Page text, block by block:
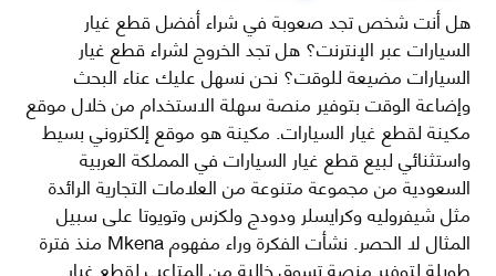
هل أنت شخص تجد صعوبة في شراء أفضل قطع غيار
السيارات عبر الإنترنت؟ هل تجد الخروج لشراء قطع غيار
السيارات مضيعة للوقت؟ نحن نسهل عليك عناء البحث
وإضاعة الوقت بتوفير منصة سهلة الاستخدام من خلال موقع
مكينة لقطع غيار السيارات. مكينة هو موقع إلكتروني بسيط
واستثنائي لبيع قطع غيار السيارات في المملكة العربية
السعودية من مجموعة متنوعة من العلامات التجارية الرائدة
مثل شيفروليه وكرايسلر ودودج ولكزس وتويوتا على سبيل
المثال لا الحصر. نشأت الفكرة وراء مفهوم Mkena منذ فترة
طويلة لتوفير منصة تسوق خالية من المتاعب لقطع غيار